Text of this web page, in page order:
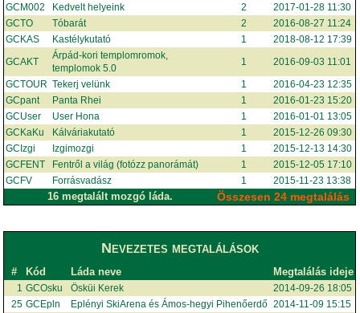
GCM002
Kedvelt helyeink 2
2017-01-28 11:30
GCTO
Tóbarát 2
2016-08-27 11:24
GCKAS
Kastélykutató 1
2018-08-12 17:39
GCAKT
Árpád-kori templomromok,
templomok 5.0
1
2016-09-03 11:01
GCTOUR Tekerj velünk 1
2016-04-23 12:35
GCpant
Panta Rhei 1
2016-01-23 15:20
GCUser
User Hona 1
2016-01-01 13:05
GCKaKu
Kálváriakutató 1
2015-12-26 09:30
GCIzgi
Izgimozgi 1
2015-12-13 14:30
GCFENT
Fentről a világ (fotózz panorámát) 1
2015-12-05 17:10
GCFV
Forrásvadász 1 2015-11-23 13:38
16 megtalált mozgó láda. Összesen 24 megtalálás
Nevezetes megtalálások
# Kód Láda neve Megtalálás ideje
1 GCOsku Ösküi Kerek
2014-09-26 18:05
25 GCEpln Eplényi SkiArena és Ámos-hegyi Pihenőerdő 2014-11-09 15:15